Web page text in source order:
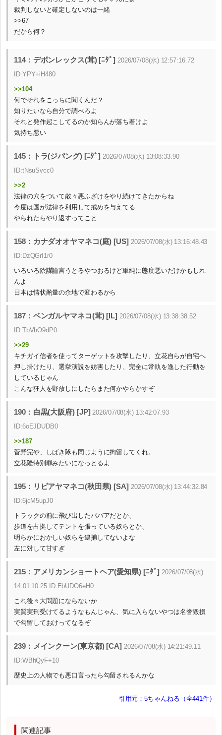
裁判しないと確定しないのは一緒
>>67
だから何？
114：デボンレックス(茸) [ﾆﾀﾞ] 2026/07/08(水) 12:57:16.72
ID:YPY+iH480
>>104
何でそれをこっちに聞くんだ？
知りたいなら自分で調べろよ
それと発作起こしてるのか知らんが落ち着けよ
気持ち悪い
145：トラ(ジパング) [ﾆﾀﾞ] 2026/07/08(水) 13:08:33.90
ID:tNsuSvcc0
>>2
法律の穴をついて散々悪ふざけをやり続けてきたからね
今度は国が法律を利用して戒めを与えてる
やられたらやり返すってこと
158：カナダオオヤマネコ(庭) [US] 2026/07/08(水) 13:16:48.43
ID:DzQGrI1r0
いろいろ陰謀論言うとるやつおるけど単純に態度悪いだけかもしれ
んよ
日本は情状酌量の余地で変わるから
187：ベンガルヤマネコ(茸) [IL] 2026/07/08(水) 13:38:38.52
ID:TbVhO9dP0
>>29
キチガイ信者を使ってターゲットを攻撃したり、立花自らが自宅へ
押し掛けたり、選挙演説を妨害したり、完全に常軌を逸した行動を
しているじゃん
こんな狂人を野放しにしたらまた何かやらかすぞ
190：白黒(大阪府) [JP] 2026/07/08(水) 13:42:07.93
ID:6oEJDUDB0
>>187
菅野完や、しばき隊も同じように拘留してくれ。
立花隆特別罪みたいになっとるよ
195：リビアヤマネコ(秋田県) [SA] 2026/07/08(水) 13:44:32.84
ID:6jcM5upJ0
トラックの前に飛び出したババアだとか、
歩道を占拠してテントを張っている奴らとか、
明らかにおかしい奴らを逮捕してないよな
左に対して甘すぎ
215：アメリカンショートヘア(愛知県) [ﾆﾀﾞ] 2026/07/08(水)
14:01:10.25 ID:EbUDO6eH0
これ後々大問題にならないか
実質実刑受けてるようなもんじゃん、気に入らないやつは名誉毀損
で勾留しておけってなるぞ
239：メインクーン(東京都) [CA] 2026/07/08(水) 14:21:49.11
ID:WBhQyF+10
歴史上の人物でも悪口言ったら勾留されるんかな
引用元：5ちゃんねる（全441件）
関連記事